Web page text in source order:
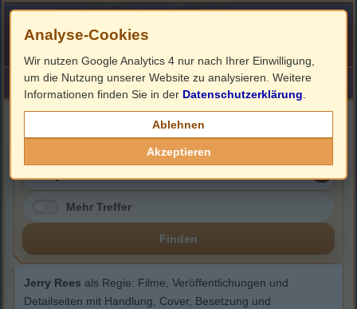
HOME ImpressumLinks
Mehr Treffer
Finden
Jerry Rees als Regie: Filme, Veröffentlichungen und
Detailseiten mit Handlung, Cover, Besetzung und
Analyse-Cookies
Wir nutzen Google Analytics 4 nur nach Ihrer Einwilligung,
um die Nutzung unserer Website zu analysieren. Weitere
Informationen finden Sie in der Datenschutzerklärung
Ablehnen
Akzeptieren